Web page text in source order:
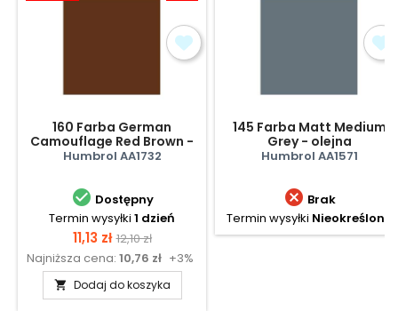
160 Farba German
Camouflage Red Brown -
olejna
Humbrol AA1732
 Dostępny
Termin wysyłki 1 dzień
Cena
11,13 zł Cena
podstawowa
12,10 zł
Najniższa cena: 10,76 zł +3%
 Dodaj do koszyka
145 Farba Matt Medium
Grey - olejna
Humbrol AA1571
 Brak
Termin wysyłki Nieokreślony